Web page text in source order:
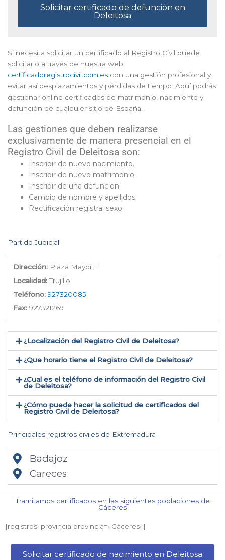
Solicitar certificado de defunción en
Deleitosa
Si necesita solicitar un certificado al Registro Civil puede
solicitarlo a través de nuestra web
certificadoregistrocivil.com.es con una gestión profesional y
evitar así desplazamientos y pérdidas de tiempo. Aquí podrás
gestionar online certificados de matrimonio, nacimiento y
defunción de cualquier sitio de España.
Las gestiones que deben realizarse
exclusivamente de manera presencial en el
Registro Civil de Deleitosa son:
Inscribir de nuevo nacimiento.
Inscribir de nuevo matrimonio.
Inscribir de una defunción.
Cambio de nombre y apellidos.
Rectificación registral sexo.
Partido Judicial
Dirección: Plaza Mayor, 1
Localidad:Trujillo
Teléfono: 927320085
Fax: 927321269
¿Localización del Registro Civil de Deleitosa​?
¿Que horario tiene el Registro Civil de Deleitosa?
¿Cual es el teléfono de información del Registro Civil
de Deleitosa​?
¿Cómo puede hacer la solicitud de certificados del
Registro Civil de Deleitosa​?
Principales registros civiles de Extremadura
Badajoz
Careces
Tramitamos certificados en las siguientes poblaciones de
Cáceres​
[registros_provincia provincia=»Cáceres​»]
Solicitar certificado de nacimiento en Deleitosa​